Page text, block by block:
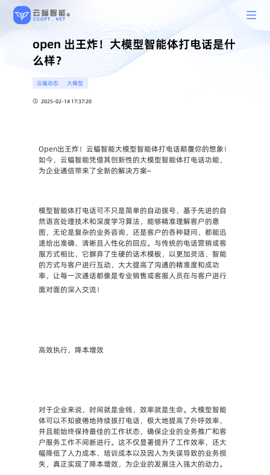
open 出王炸！大模型智能体打电话是什
么样？
云蝠动态 大模型
2025-02-14 17:37:20
Open出王炸！云蝠智能大模型智能体打电话颠覆你的想象！
如今，云蝠智能凭借其创新性的大模型智能体打电话功能，
为企业通信带来了全新的解决方案~
模型智能体打电话可不只是简单的自动拨号，基于先进的自
然语言处理技术和深度学习算法，能够精准理解客户的意
图，无论是复杂的业务咨询，还是客户的各种疑问，都能迅
速给出准确、清晰且人性化的回应。与传统的电话营销或客
服方式相比，它摒弃了生硬的话术模板，以更加灵活、智能
的方式与客户进行互动，大大提高了沟通的精准度和成功
率，让每一次通话都像是专业销售或客服人员在与客户进行
面对面的深入交流！
高效执行，降本增效
对于企业来说，时间就是金钱，效率就是生命。大模型智能
体可以不知疲倦地持续拨打电话，极大地提高了外呼效率，
并且能始终保持最佳的工作状态，确保企业的业务推广和客
户服务工作不间断进行。这不仅显著提升了工作效率，还大
幅降低了人力成本、培训成本以及因人为失误导致的业务损
失，真正实现了降本增效，为企业的发展注入强大的动力。